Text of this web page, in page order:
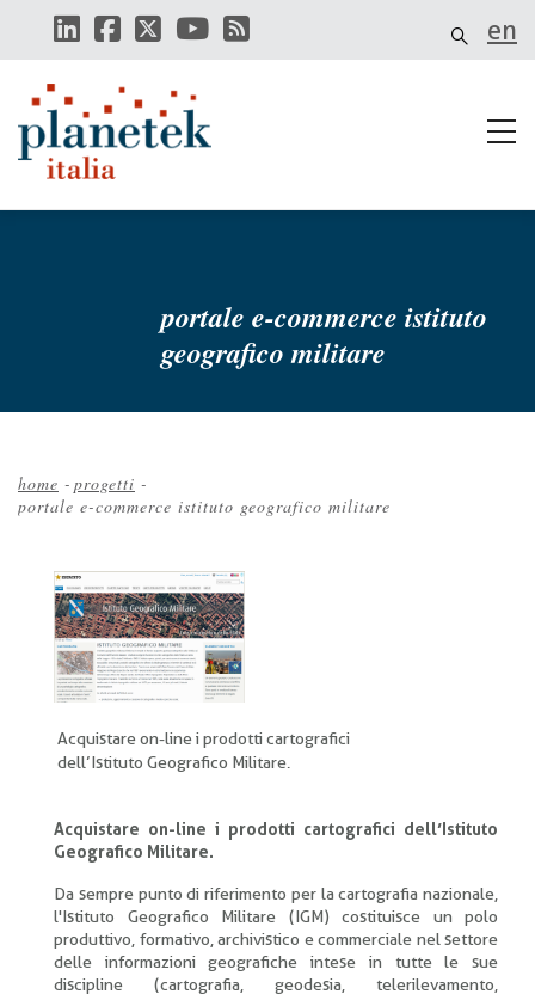
contenuto
en
portale e-commerce istituto
geografico militare
Briciole
pane
home - progetti -
portale e-commerce istituto geografico militare
Acquistare on-line i prodotti cartografici
dell’Istituto Geografico Militare.
Acquistare on-line i prodotti cartografici dell’Istituto
Geografico Militare.
Da sempre punto di riferimento per la cartografia nazionale,
l'Istituto Geografico Militare (IGM) costituisce un polo
produttivo, formativo, archivistico e commerciale nel settore
delle informazioni geografiche intese in tutte le sue
discipline (cartografia, geodesia, telerilevamento,